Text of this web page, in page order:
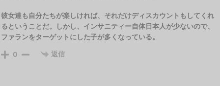
彼女達も自分たちが楽しければ、それだけディスカウントもしてくれ
るということだ。しかし、インサニティー自体日本人が少ないので、
ファランをターゲットにした子が多くなっている。
0 返信